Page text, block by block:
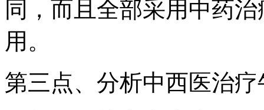
同，而且全部采用中药
用。
第三点、分析中西医治